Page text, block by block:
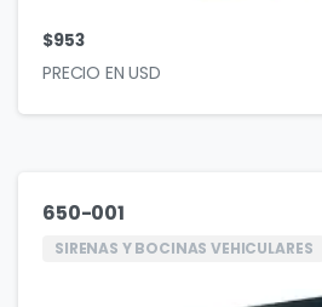
$953
650-001
SIRENAS Y BOCINAS VEHICULARES